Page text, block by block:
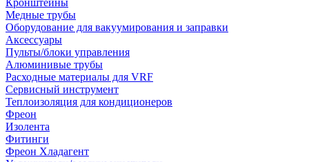
Кронштейны
Медные трубы
Оборудование для вакуумирования и заправки
Аксессуары
Пульты/блоки управления
Алюминивые трубы
Расходные материалы для VRF
Сервисный инструмент
Теплоизоляция для кондиционеров
Фреон
Изолента
Фитинги
Фреон Хладагент